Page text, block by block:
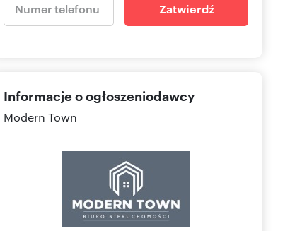
Zatwierdź
Informacje o ogłoszeniodawcy
Modern Town